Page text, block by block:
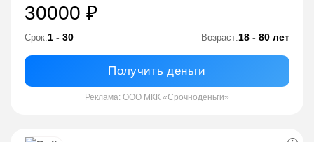
30000 ₽
Срок:1 - 30 Возраст:18 - 80 лет
Получить деньги
Реклама: ООО МКК «Срочноденьги»